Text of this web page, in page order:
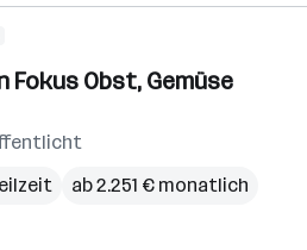
Fokus Obst, Gemüse
ab 2.251 € monatlich